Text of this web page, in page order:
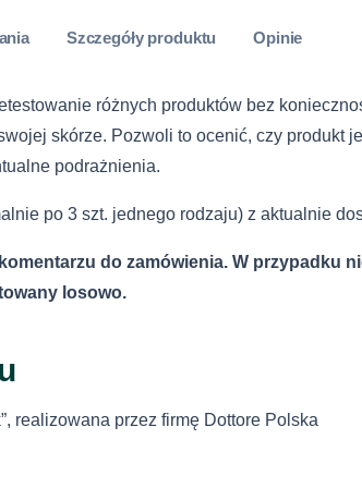
Szczegóły produktu Opinie
różnych produktów bez
skórze. Pozwoli to ocenić, czy
podrażnienia.
po 3 szt. jednego rodzaju) z aktualnie
do zamówienia. W przypadku
losowo.
realizowana przez firmę Dottore Polska